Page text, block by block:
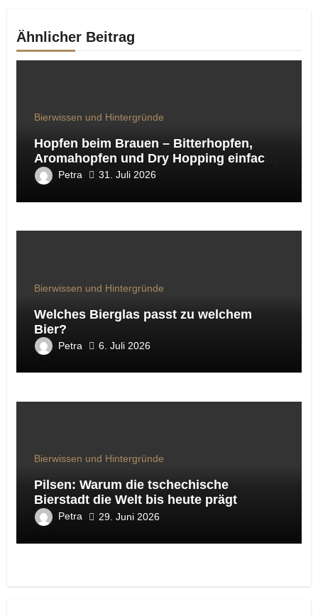
Ähnlicher Beitrag
Bierwissen und Hintergründe
Hopfen beim Brauen – Bitterhopfen,
Aromahopfen und Dry Hopping einfach
erklärt
Petra 31. Juli 2026
Bierwissen und Hintergründe
Welches Bierglas passt zu welchem
Bier?
Petra 6. Juli 2026
Bierwissen und Hintergründe
Pilsen: Warum die tschechische
Bierstadt die Welt bis heute prägt
Petra 29. Juni 2026